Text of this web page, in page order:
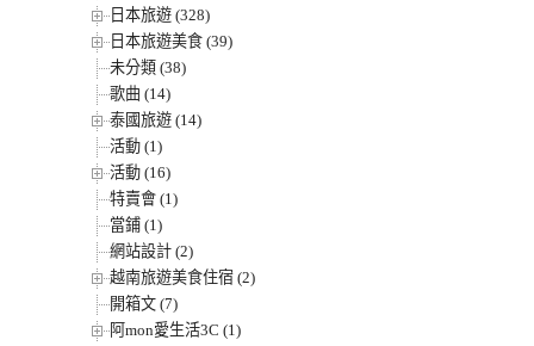
日本旅遊 (328)
日本旅遊美食 (39)
未分類 (38)
歌曲 (14)
泰國旅遊 (14)
活動 (1)
活動 (16)
特賣會 (1)
當鋪 (1)
網站設計 (2)
越南旅遊美食住宿 (2)
開箱文 (7)
阿mon愛生活3C (1)